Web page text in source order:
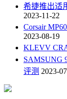
希捷推出适
2023-11-22
Corsair
2023-08-19
KLEVV
SAMSUNG
评测 2023-